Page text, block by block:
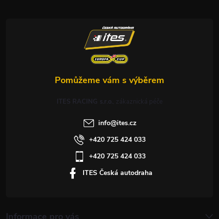
ITES RACING s.r.o.
info@ites.cz
+420 725 424 033
+420 725 424 033
ITES Česká autodraha